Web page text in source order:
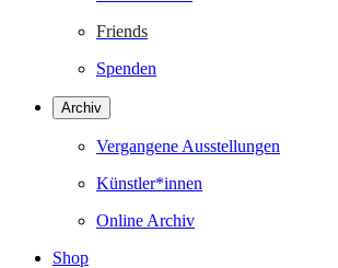
Friends
Spenden
Archiv
Vergangene Ausstellungen
Künstler*innen
Online Archiv
Shop